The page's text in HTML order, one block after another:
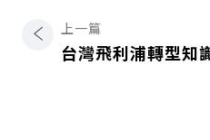
上一篇
台灣飛利浦轉型知